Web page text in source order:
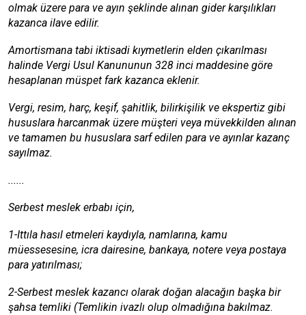
olmak üzere para ve ayın şeklinde alınan gider karşılıkları
kazanca ilave edilir.
Amortismana tabi iktisadi kıymetlerin elden çıkarılması
halinde Vergi Usul Kanununun 328 inci maddesine göre
hesaplanan müspet fark kazanca eklenir.
Vergi, resim, harç, keşif, şahitlik, bilirkişilik ve ekspertiz gibi
hususlara harcanmak üzere müşteri veya müvekkilden alınan
ve tamamen bu hususlara sarf edilen para ve ayınlar kazanç
sayılmaz.
......
Serbest meslek erbabı için,
1-Ittıla hasıl etmeleri kaydıyla, namlarına, kamu
müessesesine, icra dairesine, bankaya, notere veya postaya
para yatırılması;
2-Serbest meslek kazancı olarak doğan alacağın başka bir
şahsa temliki (Temlikin ivazlı olup olmadığına bakılmaz.